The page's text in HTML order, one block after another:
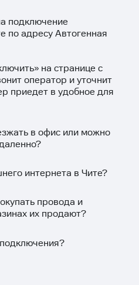
подключение
по адресу Автогенная
» на странице с
оператор и уточнит
приедет в удобное для
в офис или можно
интернета в Чите?
провода и
их продают?